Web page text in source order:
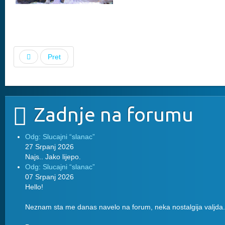
Pret
Zadnje na forumu
Odg: Slucajni “slanac”
27 Srpanj 2026
Najs.. Jako lijepo.
Odg: Slucajni “slanac”
07 Srpanj 2026
Hello!
Neznam sta me danas navelo na forum, neka nostalgija